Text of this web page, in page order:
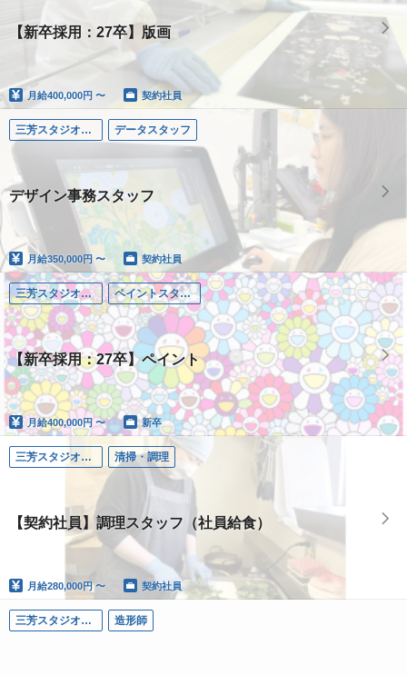
【新卒採用：27卒】版画
月給400,000円 〜 契約社員
三芳スタジオ（埼玉） データスタッフ
デザイン事務スタッフ
月給350,000円 〜 契約社員
三芳スタジオ（埼玉） ペイントスタッフ
【新卒採用：27卒】ペイント
月給400,000円 〜 新卒
三芳スタジオ（埼玉） 清掃・調理
【契約社員】調理スタッフ（社員給食）
月給280,000円 〜 契約社員
三芳スタジオ（埼玉） 造形師